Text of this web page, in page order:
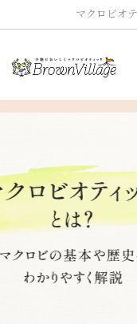
マクロビオ